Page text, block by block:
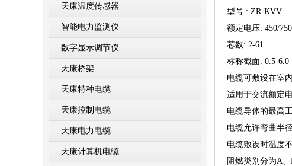
天康温度传感器
智能电力监测仪
数字显示调节仪
天康桥架
天康特种电缆
天康控制电缆
天康电力电缆
天康计算机电缆
型号 : ZR-KVV
额定电压: 450/750
芯数: 2-61
标称截面: 0.5-6.0
电缆可敷设在室
适用于交流额定
电缆导体的最高
电缆允许弯曲半
电缆敷设时温度
阻燃类别分为A、